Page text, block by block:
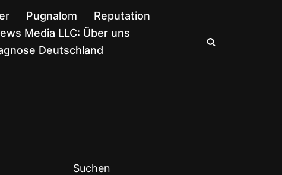
Pugnalom
Reputation
Media LLC: Über uns
Deutschland
Suchen